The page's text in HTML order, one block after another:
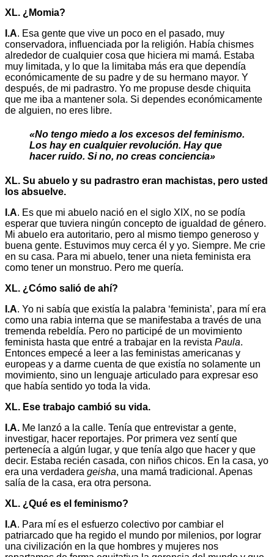
XL. ¿Momia?
I.A. Esa gente que vive un poco en el pasado, muy
conservadora, influenciada por la religión. Había chismes
alrededor de cualquier cosa que hiciera mi mamá. Estaba
muy limitada, y lo que la limitaba más era que dependía
económicamente de su padre y de su hermano mayor. Y
después, de mi padrastro. Yo me propuse desde chiquita
que me iba a mantener sola. Si dependes económicamente
de alguien, no eres libre.
«No tengo miedo a los excesos del feminismo.
Los hay en cualquier revolución. Hay que
hacer ruido. Si no, no creas conciencia»
XL. Su abuelo y su padrastro eran machistas, pero usted
los absuelve.
I.A. Es que mi abuelo nació en el siglo XIX, no se podía
esperar que tuviera ningún concepto de igualdad de género.
Mi abuelo era autoritario, pero al mismo tiempo generoso y
buena gente. Estuvimos muy cerca él y yo. Siempre. Me crie
en su casa. Para mi abuelo, tener una nieta feminista era
como tener un monstruo. Pero me quería.
XL. ¿Cómo salió de ahí?
I.A. Yo ni sabía que existía la palabra ‘feminista’, para mí era
como una rabia interna que se manifestaba a través de una
tremenda rebeldía. Pero no participé de un movimiento
feminista hasta que entré a trabajar en la revista Paula.
Entonces empecé a leer a las feministas americanas y
europeas y a darme cuenta de que existía no solamente un
movimiento, sino un lenguaje articulado para expresar eso
que había sentido yo toda la vida.
XL. Ese trabajo cambió su vida.
I.A. Me lanzó a la calle. Tenía que entrevistar a gente,
investigar, hacer reportajes. Por primera vez sentí que
pertenecía a algún lugar, y que tenía algo que hacer y que
decir. Estaba recién casada, con niños chicos. En la casa, yo
era una verdadera geisha, una mamá tradicional. Apenas
salía de la casa, era otra persona.
XL. ¿Qué es el feminismo?
I.A. Para mí es el esfuerzo colectivo por cambiar el
patriarcado que ha regido el mundo por milenios, por lograr
una civilización en la que hombres y mujeres nos